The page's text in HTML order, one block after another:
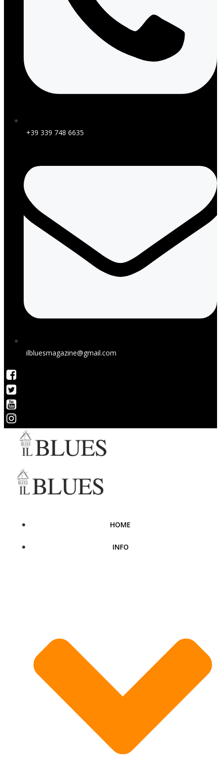
+39 339 748 6635
ilbluesmagazine@gmail.com
HOME
INFO